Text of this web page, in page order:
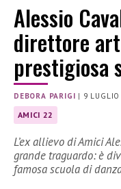
Alessio
direttore
prestigiosa
DEBORA PARIGI | 9
AMICI 22
L’ex allievo di Amici
grande traguardo: è
famosa scuola di